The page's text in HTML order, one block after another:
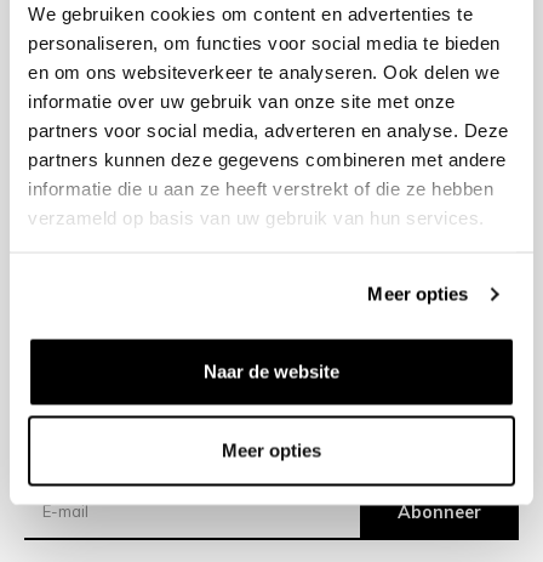
We gebruiken cookies om content en advertenties te
personaliseren, om functies voor social media te bieden
en om ons websiteverkeer te analyseren. Ook delen we
informatie over uw gebruik van onze site met onze
partners voor social media, adverteren en analyse. Deze
partners kunnen deze gegevens combineren met andere
informatie die u aan ze heeft verstrekt of die ze hebben
verzameld op basis van uw gebruik van hun services.
Meer opties
Naar de website
Meer opties
+31 23 205 2006
info@bruut.nl
Contact Formulier
Open tot 18:00
OPENINGSTIJDEN
Verzending
Abonneer